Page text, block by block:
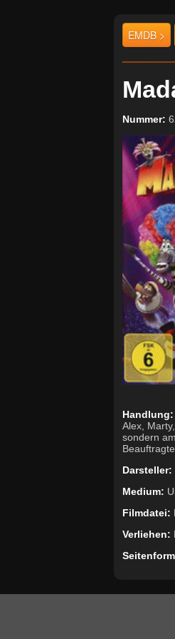
EMDB >
Nummer:
Handlung:
Alex,
sondern
Darsteller:
Medium:
Filmdatei:
Verliehen: